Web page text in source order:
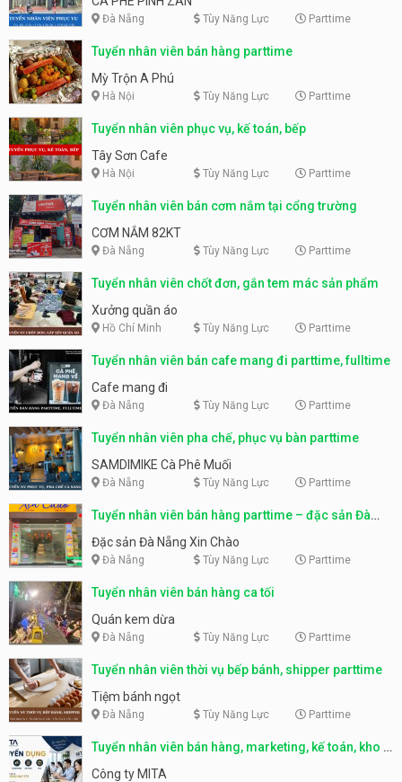
Đà Nẵng Tùy Năng Lực Parttime
Tuyển nhân viên bán hàng parttime
Mỳ Trộn A Phú
Hà Nội Tùy Năng Lực Parttime
Tuyển nhân viên phục vụ, kế toán, bếp
Tây Sơn Cafe
Hà Nội Tùy Năng Lực Parttime
Tuyển nhân viên bán cơm nắm tại cổng trường
CƠM NẮM 82KT
Đà Nẵng Tùy Năng Lực Parttime
Tuyển nhân viên chốt đơn, gắn tem mác sản phẩm
Xưởng quần áo
Hồ Chí Minh Tùy Năng Lực Parttime
Tuyển nhân viên bán cafe mang đi parttime, fulltime
Cafe mang đi
Đà Nẵng Tùy Năng Lực Parttime
Tuyển nhân viên pha chế, phục vụ bàn parttime
SAMDIMIKE Cà Phê Muối
Đà Nẵng Tùy Năng Lực Parttime
Tuyển nhân viên bán hàng parttime – đặc sản Đà
Nẵng
Đặc sản Đà Nẵng Xin Chào
Đà Nẵng Tùy Năng Lực Parttime
Tuyển nhân viên bán hàng ca tối
Quán kem dừa
Đà Nẵng Tùy Năng Lực Parttime
Tuyển nhân viên thời vụ bếp bánh, shipper parttime
Tiệm bánh ngọt
Đà Nẵng Tùy Năng Lực Parttime
Tuyển nhân viên bán hàng, marketing, kế toán, kho –
parttime, fulltime
Công ty MITA